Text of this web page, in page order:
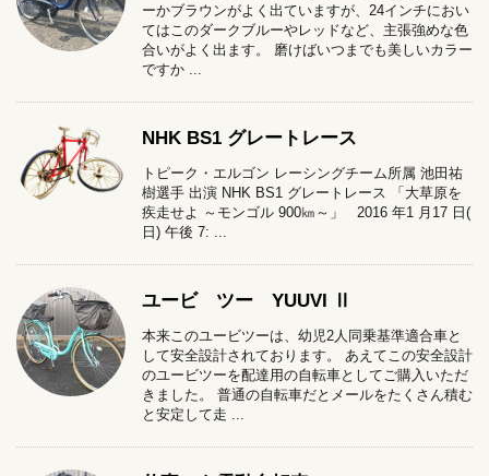
ーかブラウンがよく出ていますが、24インチにおい
てはこのダークブルーやレッドなど、主張強めな色
合いがよく出ます。 磨けばいつまでも美しいカラー
ですか ...
NHK BS1 グレートレース
トピーク・エルゴン レーシングチーム所属 池田祐
樹選手 出演 NHK BS1 グレートレース 「大草原を
疾走せよ ～モンゴル 900㎞～」 2016 年1 月17 日(
日) 午後 7: ...
ユービ ツー YUUVI Ⅱ
本来このユービツーは、幼児2人同乗基準適合車と
して安全設計されております。 あえてこの安全設計
のユービツーを配達用の自転車としてご購入いただ
きました。 普通の自転車だとメールをたくさん積む
と安定して走 ...